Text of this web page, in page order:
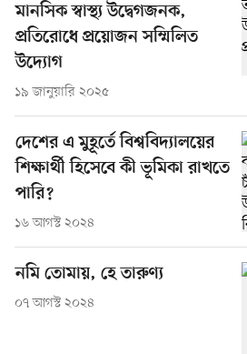
মানসিক স্বাস্থ্য উদ্বেগজনক,
প্রতিরোধে প্রয়োজন সম্মিলিত
উদ্যোগ
১৯ জানুয়ারি ২০২৫
দেশের এ মুহূর্তে বিশ্ববিদ্যালয়ের
শিক্ষার্থী হিসেবে কী ভূমিকা রাখতে
পারি?
১৬ আগস্ট ২০২৪
নমি তোমায়, হে তারুণ্য
০৭ আগস্ট ২০২৪